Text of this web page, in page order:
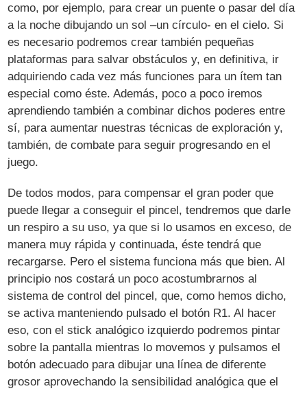
como, por ejemplo, para crear un puente o pasar del día
a la noche dibujando un sol –un círculo- en el cielo. Si
es necesario podremos crear también pequeñas
plataformas para salvar obstáculos y, en definitiva, ir
adquiriendo cada vez más funciones para un ítem tan
especial como éste. Además, poco a poco iremos
aprendiendo también a combinar dichos poderes entre
sí, para aumentar nuestras técnicas de exploración y,
también, de combate para seguir progresando en el
juego.
De todos modos, para compensar el gran poder que
puede llegar a conseguir el pincel, tendremos que darle
un respiro a su uso, ya que si lo usamos en exceso, de
manera muy rápida y continuada, éste tendrá que
recargarse. Pero el sistema funciona más que bien. Al
principio nos costará un poco acostumbrarnos al
sistema de control del pincel, que, como hemos dicho,
se activa manteniendo pulsado el botón R1. Al hacer
eso, con el stick analógico izquierdo podremos pintar
sobre la pantalla mientras lo movemos y pulsamos el
botón adecuado para dibujar una línea de diferente
grosor aprovechando la sensibilidad analógica que el